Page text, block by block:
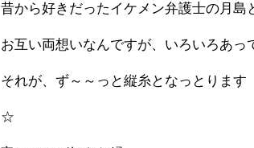
昔から好きだったイケメン弁護士の月島
お互い両想いなんですが、いろいろあっ
それが、ず～～っと縦糸となっとります
☆